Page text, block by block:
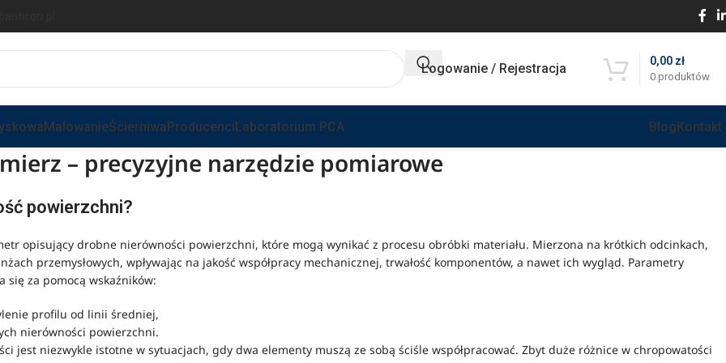
Logowanie / Rejestracja
0 produktów
0,00 zł
MalowanieŚcierniwaProducenciLaboratorium PCA BlogKontakt
– precyzyjne narzędzie pomiarowe
powierzchni?
opisujący drobne nierówności powierzchni, które mogą wynikać z procesu obróbki materiału. Mierzona na krótkich odcinkach,
przemysłowych, wpływając na jakość współpracy mechanicznej, trwałość komponentów, a nawet ich wygląd. Parametry
się za pomocą wskaźników:
profilu od linii średniej,
nierówności powierzchni.
jest niezwykle istotne w sytuacjach, gdy dwa elementy muszą ze sobą ściśle współpracować. Zbyt duże różnice w chropowatości